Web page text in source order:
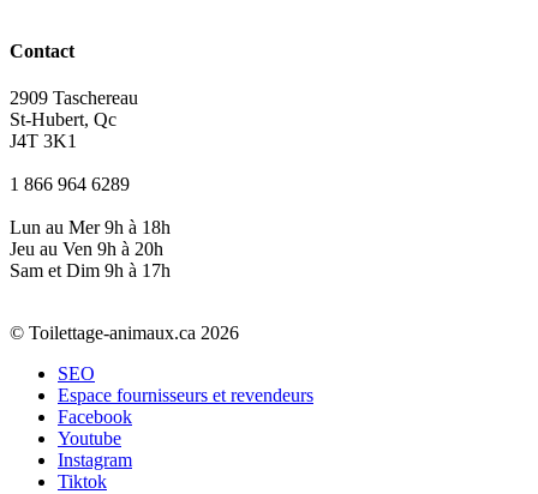
Contact
2909 Taschereau
St-Hubert, Qc
J4T 3K1
1 866 964 6289
Lun au Mer 9h à 18h
Jeu au Ven 9h à 20h
Sam et Dim 9h à 17h
© Toilettage-animaux.ca 2026
SEO
Espace fournisseurs et revendeurs
Facebook
Youtube
Instagram
Tiktok